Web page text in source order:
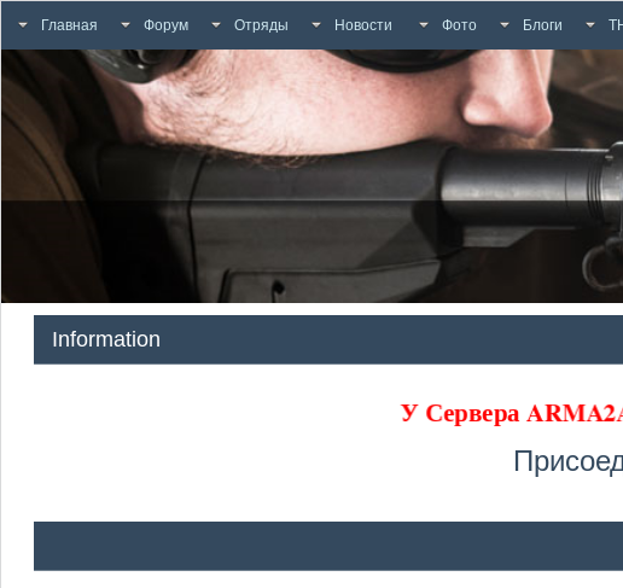
Главная Форум Отряды Новости Фото Блоги
Information
У Сервера